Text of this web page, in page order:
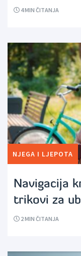
4MIN ČITANJA
NJEGA I LJEPOTA
Navigacija
trikovi za
2MIN ČITANJA